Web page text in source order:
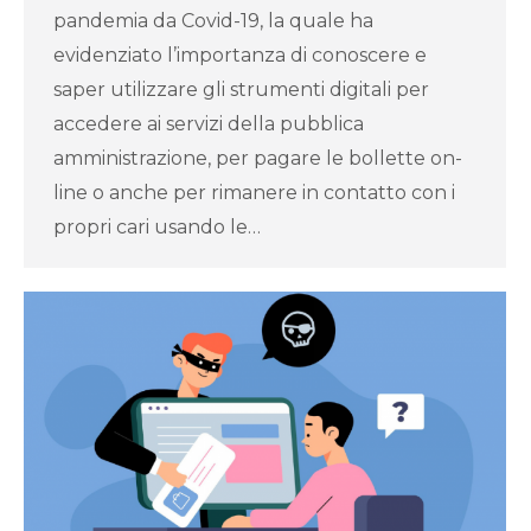
pandemia da Covid-19, la quale ha
evidenziato l’importanza di conoscere e
saper utilizzare gli strumenti digitali per
accedere ai servizi della pubblica
amministrazione, per pagare le bollette on-
line o anche per rimanere in contatto con i
propri cari usando le…